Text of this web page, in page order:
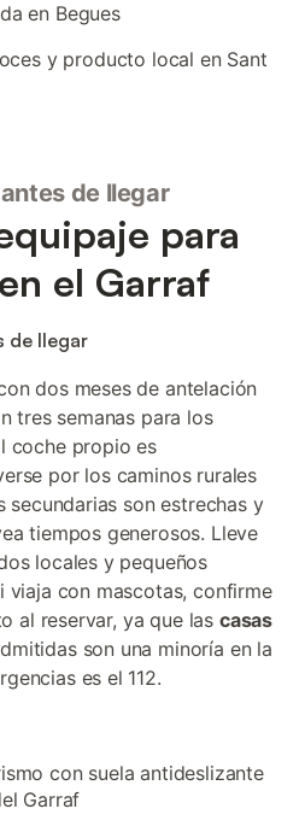
en Begues
y producto local en Sant
de llegar
para
el Garraf
de llegar
dos meses de antelación
tres semanas para los
coche propio es
por los caminos rurales
secundarias son estrechas y
tiempos generosos. Lleve
locales y pequeños
viaja con mascotas, confirme
al reservar, ya que las casas
son una minoría en la
es el 112.
con suela antideslizante
Garraf